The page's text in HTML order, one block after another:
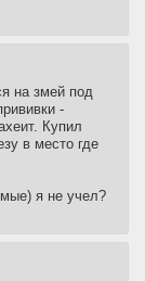
на змей под
-
Купил
в место где
я не учел?